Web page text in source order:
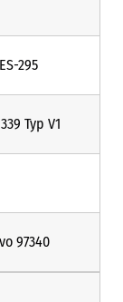
295
Typ V1
97340